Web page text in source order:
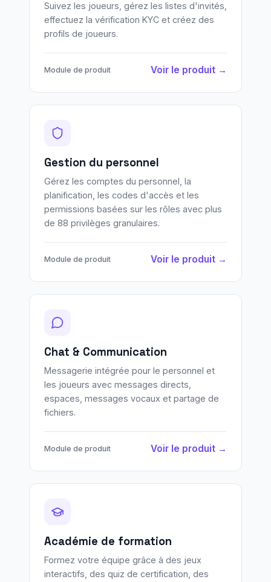
Suivez les joueurs, gérez les listes d'invités,
effectuez la vérification KYC et créez des
profils de joueurs.
Module de produit Voir le produit →
Gestion du personnel
Gérez les comptes du personnel, la
planification, les codes d'accès et les
permissions basées sur les rôles avec plus
de 88 privilèges granulaires.
Module de produit Voir le produit →
Chat & Communication
Messagerie intégrée pour le personnel et
les joueurs avec messages directs,
espaces, messages vocaux et partage de
fichiers.
Module de produit Voir le produit →
Académie de formation
Formez votre équipe grâce à des jeux
interactifs, des quiz de certification, des